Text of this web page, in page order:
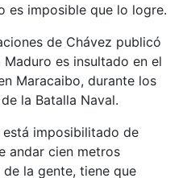
es imposible que lo logre.
de Chávez publicó
es insultado en el
Maracaibo, durante los
la Batalla Naval.
está imposibilitado de
andar cien metros
la gente, tiene que